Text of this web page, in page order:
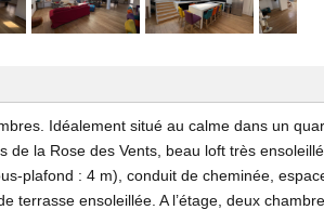
Idéalement situé au calme dans un
la Rose des Vents, beau loft très
plafond : 4 m), conduit de cheminée,
ensoleillée. A l’étage, deux